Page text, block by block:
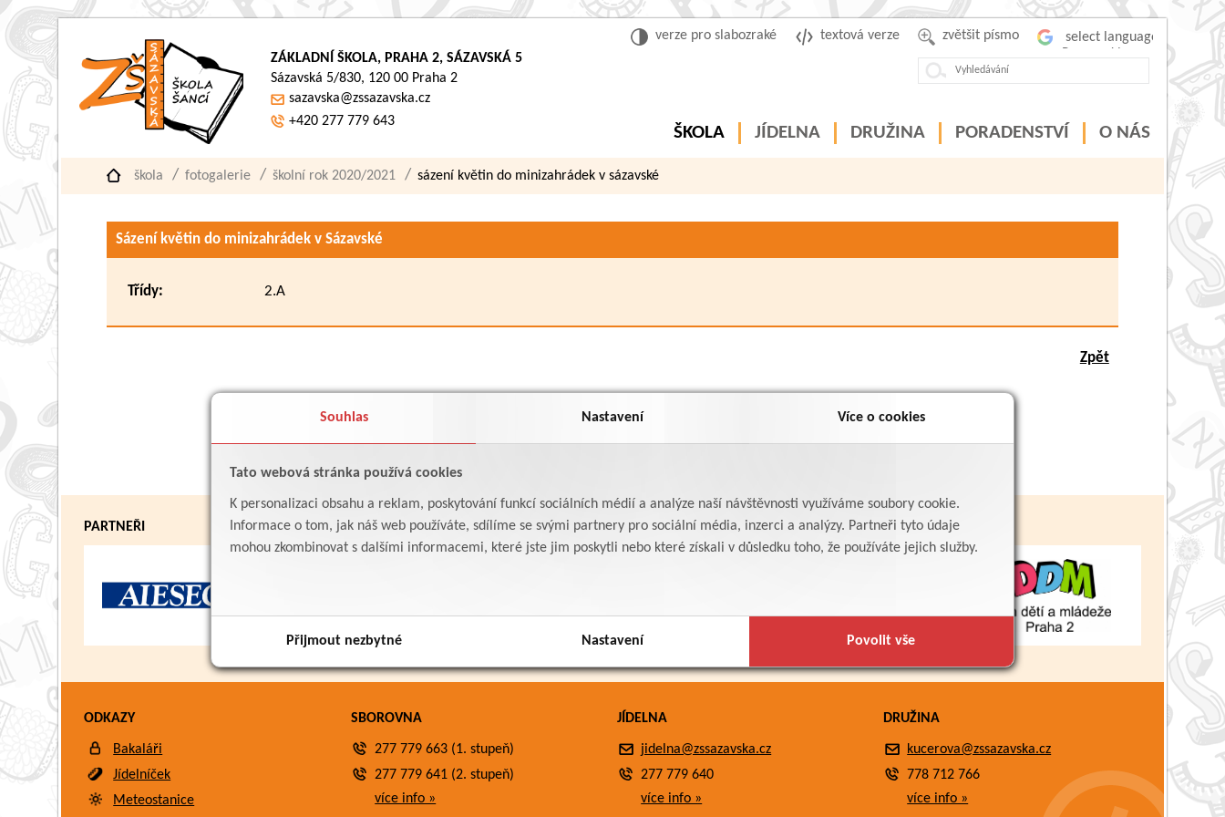
Souhlas Nastavení Více o cookies
Tato webová stránka používá cookies
K personalizaci obsahu a reklam, poskytování funkcí sociálních médií a analýze naší návštěvnosti využíváme soubory cookie.
Informace o tom, jak náš web používáte, sdílíme se svými partnery pro sociální média, inzerci a analýzy. Partneři tyto údaje
mohou zkombinovat s dalšími informacemi, které jste jim poskytli nebo které získali v důsledku toho, že používáte jejich služby.
Přijmout nezbytné Nastavení Povolit vše
zvětšit písmo
textová verze
verze pro slabozraké
ZÁKLADNÍ ŠKOLA, PRAHA 2, SÁZAVSKÁ 5
Sázavská 5/830, 120 00 Praha 2
sazavska@zssazavska.cz
+420 277 779 643
ŠKOLA JÍDELNA DRUŽINA PORADENSTVÍ O NÁS
škola fotogalerie školní rok 2020/2021 sázení květin do minizahrádek v sázavské
Sázení květin do minizahrádek v Sázavské
Třídy: 2.A
Zpět
PARTNEŘI
ODKAZY
Bakaláři
Jídelníček
Meteostanice
SBOROVNA
277 779 663 (1. stupeň)
277 779 641 (2. stupeň)
více info »
JÍDELNA
jidelna@zssazavska.cz
277 779 640
více info »
DRUŽINA
kucerova@zssazavska.cz
778 712 766
více info »